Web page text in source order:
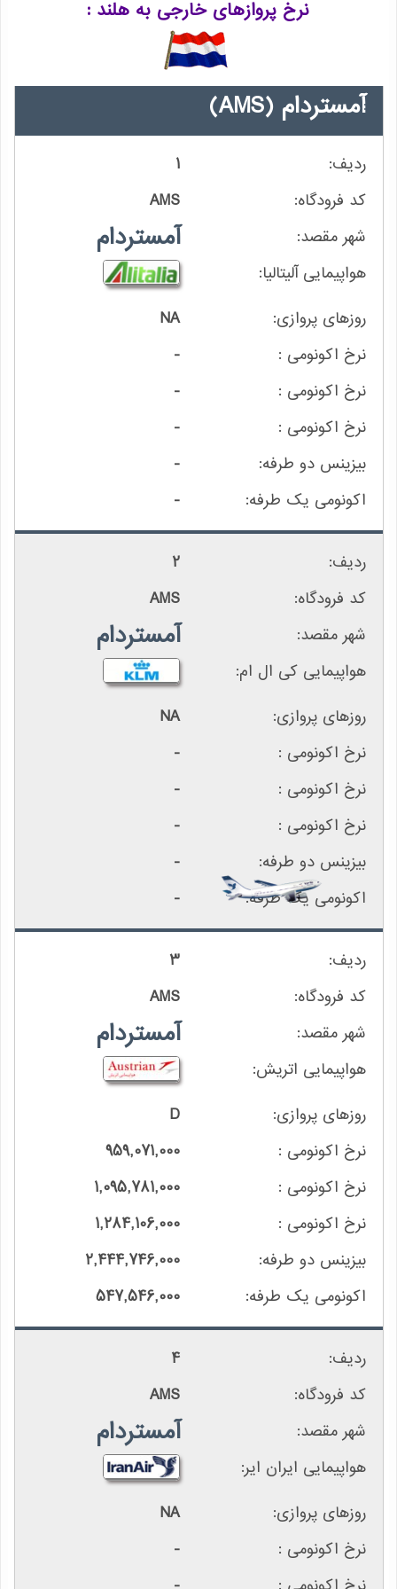
نرخ پروازهای خارجی به هلند
آمستردام (AMS)
1
AMS
آمستردام
NA
-
-
-
-
-
2
AMS
آمستردام
NA
-
-
-
-
-
3
AMS
آمستردام
D
959,071,000
1,095,781,000
1,284,106,000
2,444,746,000
547,546,000
4
AMS
آمستردام
NA
-